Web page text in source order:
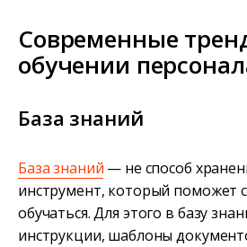
Современные
обучении
База знаний
База знаний — не способ
инструмент, который поможет
обучаться. Для этого в базу
инструкции, шаблоны